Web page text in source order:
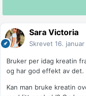
Sara Victoria
Skrevet 16.
Bruker per idag kreatin
og har god effekt av det.
Kan man bruke kreatin